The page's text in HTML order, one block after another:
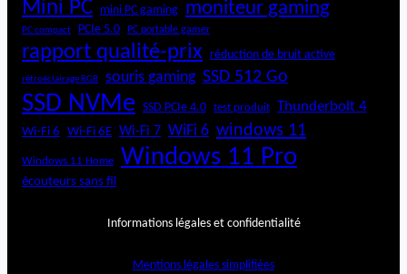
Mini PC mini PC gaming moniteur gaming
PC compact PCIe 5.0 PC portable gamer
rapport qualité-prix réduction de bruit active
rétroéclairage RGB souris gaming SSD 512 Go
SSD NVMe SSD PCIe 4.0 test produit Thunderbolt 4
Wi-Fi 6 Wi-Fi 6E Wi-Fi 7 WiFi 6 windows 11
Windows 11 Home Windows 11 Pro
écouteurs sans fil
Informations légales et confidentialité
Mentions légales simplifiées